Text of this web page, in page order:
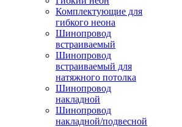
Комплектующие для
гибкого неона
Шинопровод
встраиваемый
Шинопровод
встраиваемый для
натяжного потолка
Шинопровод
накладной
Шинопровод
накладной/подвесной